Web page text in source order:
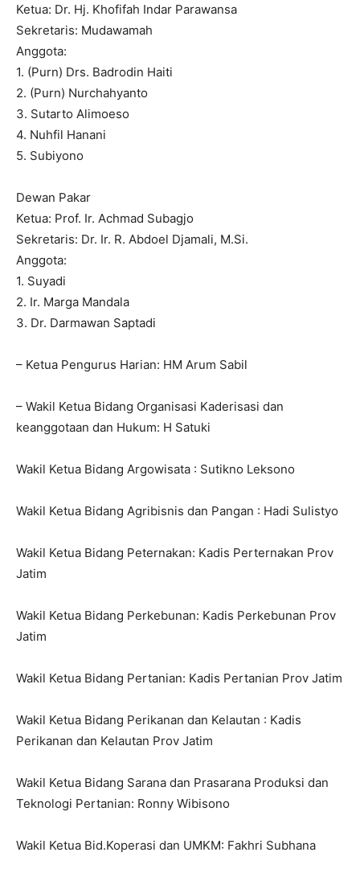
Ketua: Dr. Hj. Khofifah Indar Parawansa
Sekretaris: Mudawamah
Anggota:
1. (Purn) Drs. Badrodin Haiti
2. (Purn) Nurchahyanto
3. Sutarto Alimoeso
4. Nuhfil Hanani
5. Subiyono
Dewan Pakar
Ketua: Prof. Ir. Achmad Subagjo
Sekretaris: Dr. Ir. R. Abdoel Djamali, M.Si.
Anggota:
1. Suyadi
2. Ir. Marga Mandala
3. Dr. Darmawan Saptadi
– Ketua Pengurus Harian: HM Arum Sabil
– Wakil Ketua Bidang Organisasi Kaderisasi dan
keanggotaan dan Hukum: H Satuki
Wakil Ketua Bidang Argowisata : Sutikno Leksono
Wakil Ketua Bidang Agribisnis dan Pangan : Hadi Sulistyo
Wakil Ketua Bidang Peternakan: Kadis Perternakan Prov
Jatim
Wakil Ketua Bidang Perkebunan: Kadis Perkebunan Prov
Jatim
Wakil Ketua Bidang Pertanian: Kadis Pertanian Prov Jatim
Wakil Ketua Bidang Perikanan dan Kelautan : Kadis
Perikanan dan Kelautan Prov Jatim
Wakil Ketua Bidang Sarana dan Prasarana Produksi dan
Teknologi Pertanian: Ronny Wibisono
Wakil Ketua Bid.Koperasi dan UMKM: Fakhri Subhana